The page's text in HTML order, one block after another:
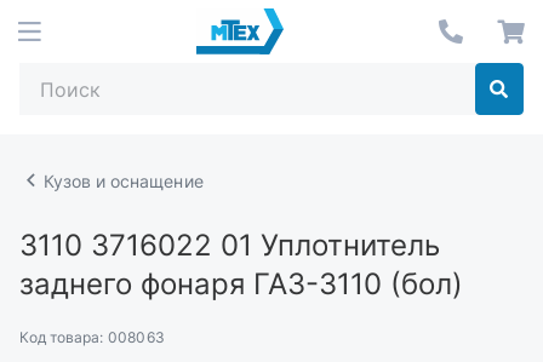
Кузов и оснащение
3110 3716022 01 Уплотнитель
заднего фонаря ГАЗ-3110 (бол)
Код товара: 008063